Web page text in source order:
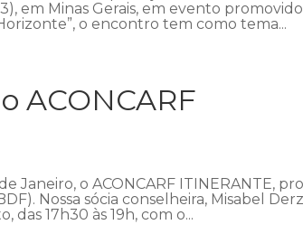
em Minas Gerais, em evento
o encontro tem como tema...
ACONCARF
Janeiro, o ACONCARF ITINERANTE,
Nossa sócia conselheira, Misabel
17h30 às 19h, com o...